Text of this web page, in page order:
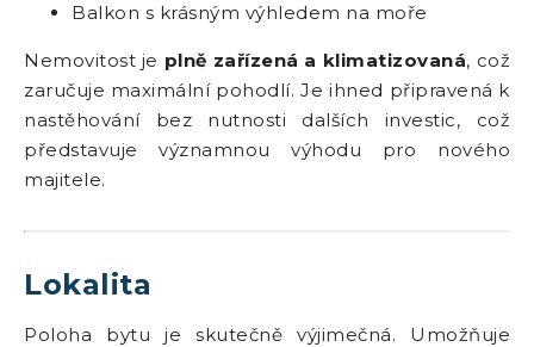
Balkon s krásným výhledem na moře
Nemovitost je plně zařízená a klimatizovaná, což
zaručuje maximální pohodlí. Je ihned připravená k
nastěhování bez nutnosti dalších investic, což
představuje významnou výhodu pro nového
majitele.
Lokalita
Poloha bytu je skutečně výjimečná. Umožňuje